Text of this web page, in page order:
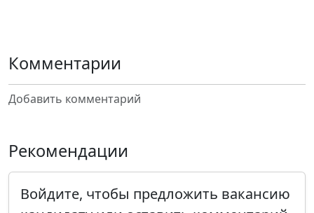
Комментарии
Добавить комментарий
Рекомендации
Войдите, чтобы предложить вакансию